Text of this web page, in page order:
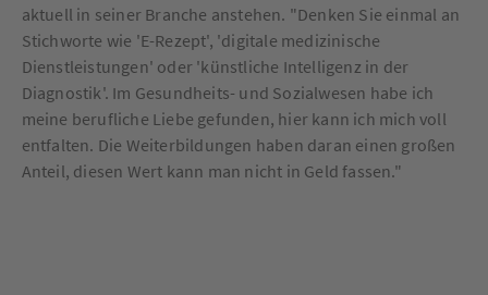
aktuell in seiner Branche anstehen. "Denken Sie einmal an
Stichworte wie 'E-Rezept', 'digitale medizinische
Dienstleistungen' oder 'künstliche Intelligenz in der
Diagnostik'. Im Gesundheits- und Sozialwesen habe ich
meine berufliche Liebe gefunden, hier kann ich mich voll
entfalten. Die Weiterbildungen haben daran einen großen
Anteil, diesen Wert kann man nicht in Geld fassen."